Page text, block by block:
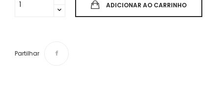
ADICIONAR AO CARRINHO
Partilhar